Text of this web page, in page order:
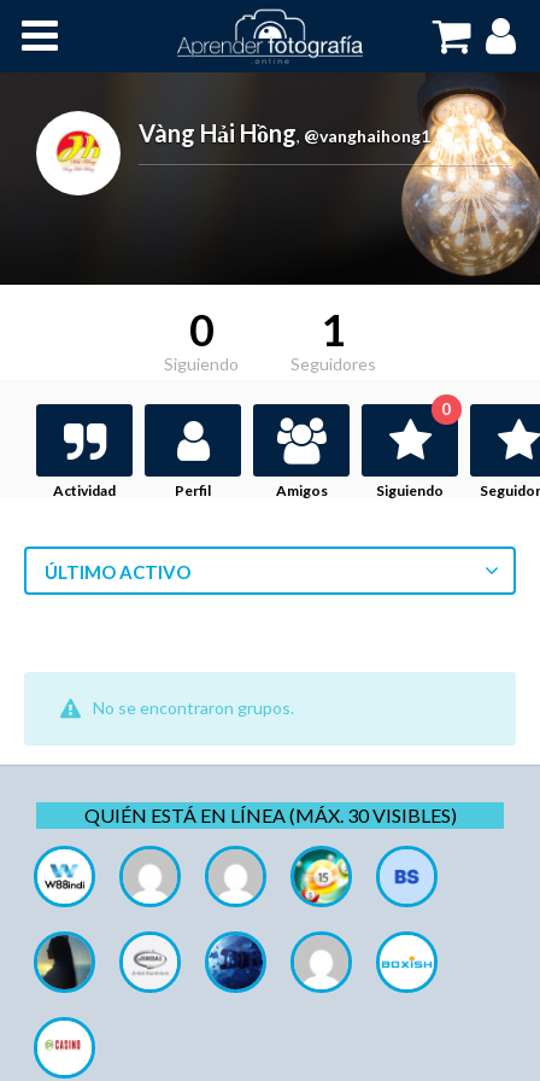
Cursos OnLine
Vàng Hải Hồng, @vanghaihong1
0
Siguiendo
1
Seguidores
Actividad Perfil Amigos Siguiendo
0
ÚLTIMO ACTIVO
No se encontraron grupos.
QUIÉN ESTÁ EN LÍNEA (MÁX. 30 VISIBLES)